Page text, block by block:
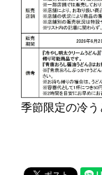
季節限定の冷